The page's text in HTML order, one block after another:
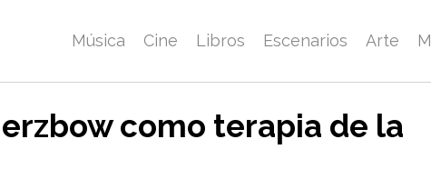
Música Cine Libros Escenarios Arte
como terapia de la